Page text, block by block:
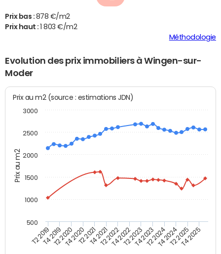
Prix bas : 878 €/m2
Prix haut :
1 803 €/m2
Méthodologie
Evolution des prix immobiliers à Wingen-sur-
Moder
Prix au m2
Prix au m2 (source : estimations JDN)
T2 2019T4 2019T2 2020T4 2020T2 2021T4 2021T2 2022T4 2022T2 2023T4 2023T2 2024T4 2024T2 2025T4 2025
500
1000
1500
2000
2500
3000